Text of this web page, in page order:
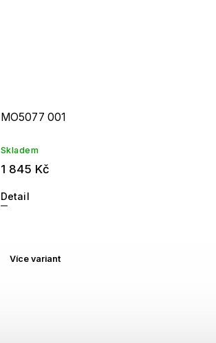
MO5077 001
Skladem
1 845 Kč
Detail
Více variant